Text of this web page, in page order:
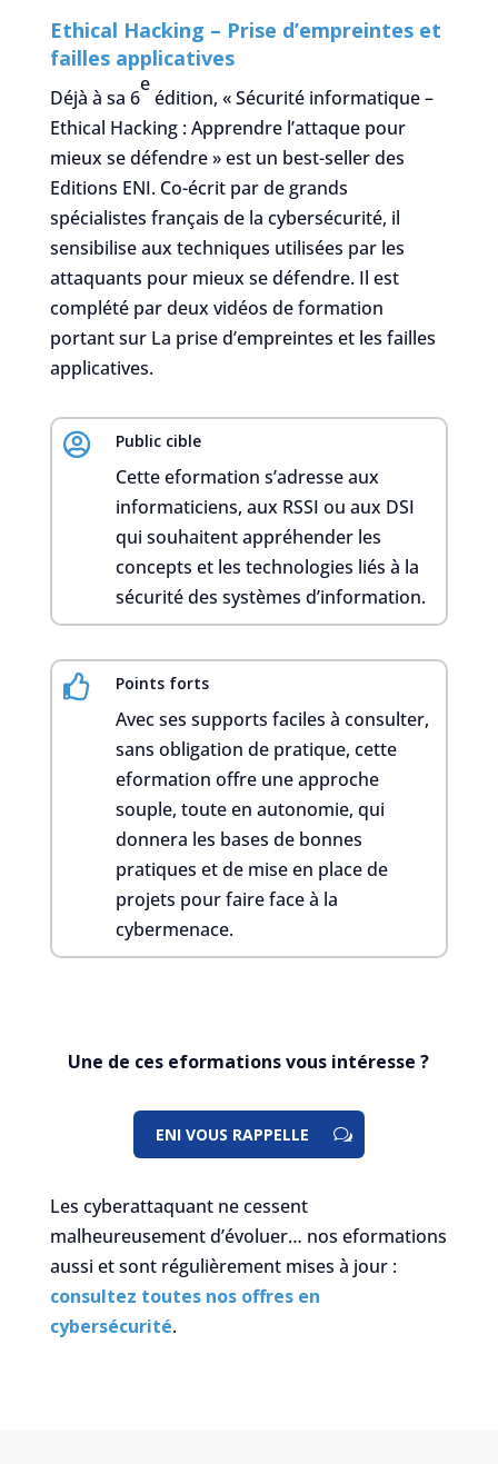
Ethical Hacking – Prise d’empreintes et
failles applicatives
Déjà à sa 6
e
édition, « Sécurité informatique –
Ethical Hacking : Apprendre l’attaque pour
mieux se défendre » est un best-seller des
Editions ENI. Co-écrit par de grands
spécialistes français de la cybersécurité, il
sensibilise aux techniques utilisées par les
attaquants pour mieux se défendre. Il est
complété par deux vidéos de formation
portant sur La prise d’empreintes et les failles
applicatives.
 Public cible
Cette eformation s’adresse aux
informaticiens, aux RSSI ou aux DSI
qui souhaitent appréhender les
concepts et les technologies liés à la
sécurité des systèmes d’information.
 Points forts
Avec ses supports faciles à consulter,
sans obligation de pratique, cette
eformation offre une approche
souple, toute en autonomie, qui
donnera les bases de bonnes
pratiques et de mise en place de
projets pour faire face à la
cybermenace.
Une de ces eformations vous intéresse ?
ENI VOUS RAPPELLE
Les cyberattaquant ne cessent
malheureusement d’évoluer… nos eformations
aussi et sont régulièrement mises à jour :
consultez toutes nos offres en
cybersécurité.